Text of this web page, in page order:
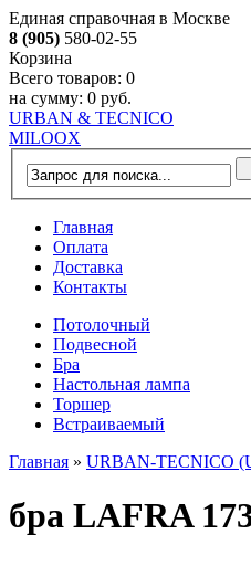
Единая справочная в Москве
8 (905) 580-02-55
Корзина
Всего товаров: 0
на сумму: 0 руб.
URBAN & TECNICO
MILOOX
Главная
Оплата
Доставка
Контакты
Потолочный
Подвесной
Бра
Настольная лампа
Торшер
Встраиваемый
Главная » URBAN-TECNICO
бра LAFRA